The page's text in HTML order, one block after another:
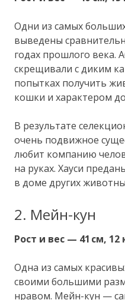
Одни из самых
выведены
годах прошлого века.
скрещивали с диким
попытках получить
кошки и характером
В результате
очень подвижное
любит компанию
на руках. Хауси
в доме других
2. Мейн-кун
Рост и вес — 41 см, 12
Одна из самых
своими большими
нравом. Мейн-кун —